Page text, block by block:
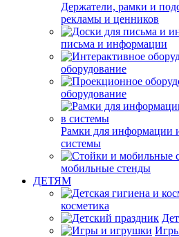
Держатели, рамки и
рекламы и ценников
письма и информации
оборудование
оборудование
Рамки для информации
системы
мобильные стенды
ДЕТЯМ
косметика